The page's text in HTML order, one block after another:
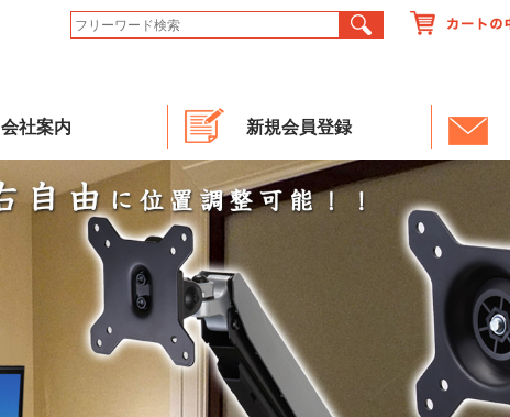
会社案内 新規会員登録